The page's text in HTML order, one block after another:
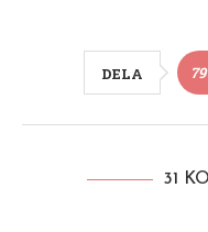
DELA 79
31